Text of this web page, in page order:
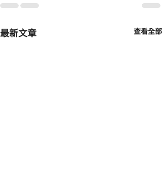
最新文章 查看全部